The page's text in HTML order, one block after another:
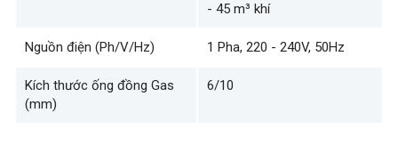
- 45 m³ khí
Nguồn điện (Ph/V/Hz) 1 Pha, 220 - 240V, 50Hz
Kích thước ống đồng Gas
(mm)
6/10